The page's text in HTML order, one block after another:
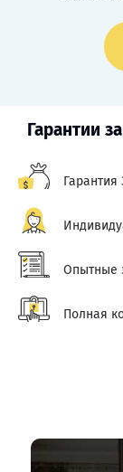
Гарантии
Гарантия
Опытные
Полная